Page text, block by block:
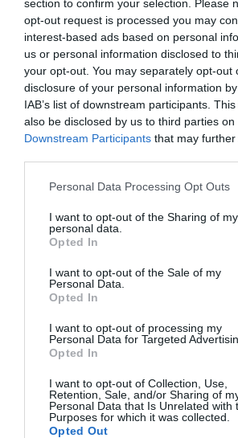
section to confirm your selection. Please
opt-out request is processed you may
interest-based ads based on personal
us or personal information disclosed to
your opt-out. You may separately opt-out
disclosure of your personal information
IAB’s list of downstream participants.
also be disclosed by us to third parties on
Downstream Participants that may
Please note that this website/app uses
not limited to your visit or usage
grant or deny consent to Google and its
use your data for below specified
consent section.
Personal Data Processing Opt Outs
I want to opt-out of the Sharing of my
personal data.
Opted In
I want to opt-out of the Sale of my
Personal Data.
Opted In
I want to opt-out of processing my
Personal Data for Targeted
Opted In
I want to opt-out of Collection, Use,
Retention, Sale, and/or Sharing of
Personal Data that Is Unrelated with
Purposes for which it was collected.
Opted Out
Megosztás: Facebook
Címkék: interjú,Peller Mariann,
körül
Oroszlán Szonja
Korábbi bejegyzések
HASONLÓ BEJEGYZÉSEK